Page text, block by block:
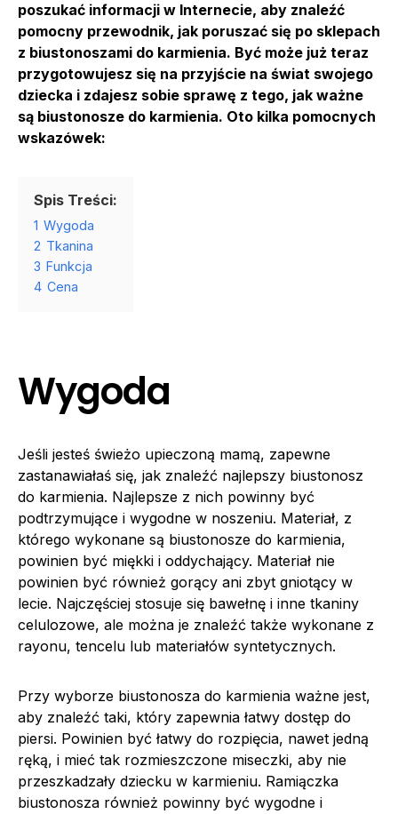
poszukać informacji w Internecie, aby znaleźć
pomocny przewodnik, jak poruszać się po sklepach
z biustonoszami do karmienia. Być może już teraz
przygotowujesz się na przyjście na świat swojego
dziecka i zdajesz sobie sprawę z tego, jak ważne
są biustonosze do karmienia. Oto kilka pomocnych
wskazówek:
Spis Treści:
1 Wygoda
2 Tkanina
3 Funkcja
4 Cena
Wygoda
Jeśli jesteś świeżo upieczoną mamą, zapewne
zastanawiałaś się, jak znaleźć najlepszy biustonosz
do karmienia. Najlepsze z nich powinny być
podtrzymujące i wygodne w noszeniu. Materiał, z
którego wykonane są biustonosze do karmienia,
powinien być miękki i oddychający. Materiał nie
powinien być również gorący ani zbyt gniotący w
lecie. Najczęściej stosuje się bawełnę i inne tkaniny
celulozowe, ale można je znaleźć także wykonane z
rayonu, tencelu lub materiałów syntetycznych.
Przy wyborze biustonosza do karmienia ważne jest,
aby znaleźć taki, który zapewnia łatwy dostęp do
piersi. Powinien być łatwy do rozpięcia, nawet jedną
ręką, i mieć tak rozmieszczone miseczki, aby nie
przeszkadzały dziecku w karmieniu. Ramiączka
biustonosza również powinny być wygodne i